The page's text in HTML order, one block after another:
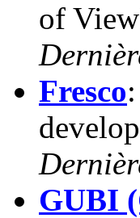
of
Fresco
GUBI